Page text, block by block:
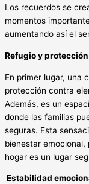
Los recuerdos se
momentos
aumentando así el
Refugio y protección
En primer lugar, una
protección contra
Además, es un
donde las familias
seguras. Esta
bienestar emocional,
hogar es un lugar
Estabilidad